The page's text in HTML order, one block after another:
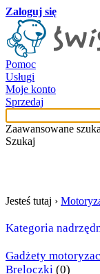
Zaloguj się
Pomoc
Usługi
Moje konto
Sprzedaj
Zaawansowane
Szukaj
Jesteś tutaj ›
Kategoria
Gadżety
Breloczki (0)